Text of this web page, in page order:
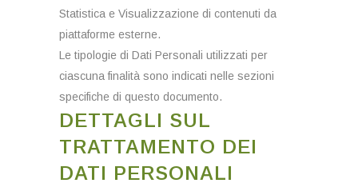
Statistica e Visualizzazione di contenuti da
piattaforme esterne.
Le tipologie di Dati Personali utilizzati per
ciascuna finalità sono indicati nelle sezioni
specifiche di questo documento.
DETTAGLI SUL
TRATTAMENTO DEI
DATI PERSONALI